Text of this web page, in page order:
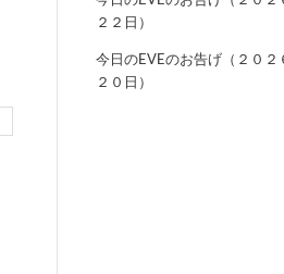
２２日）
今日のEVEのお告げ（２０２
２０日）